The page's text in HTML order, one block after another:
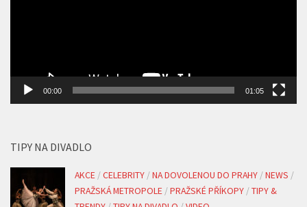
00:00 01:05
TIPY NA DIVADLO
AKCE /CELEBRITY /NA DOVOLENOU DO PRAHY /NEWS /
PRAŽSKÁ METROPOLE /PRAŽSKÉ PŘÍKOPY /TIPY &